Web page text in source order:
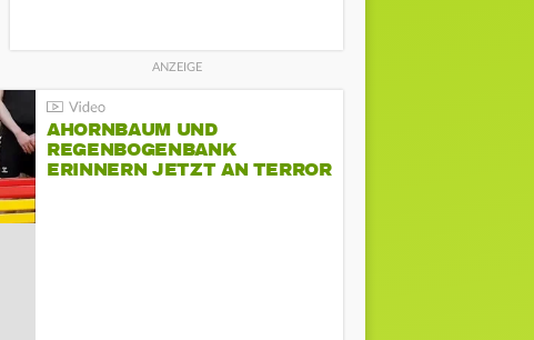
AHORNBAUM UND
REGENBOGENBANK
ERINNERN JETZT AN TERROR